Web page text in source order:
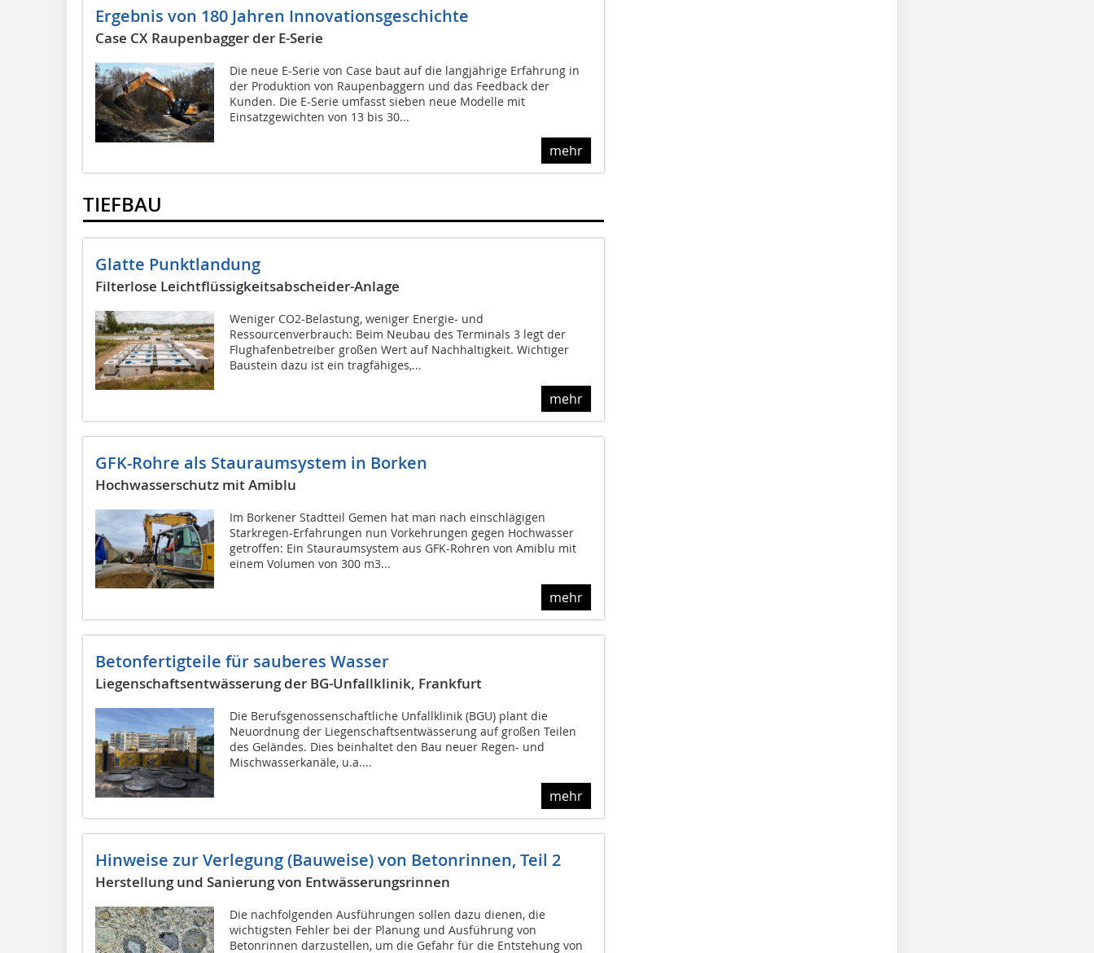
Ergebnis von 180 Jahren Innovationsgeschichte
Case CX Raupenbagger der E-Serie
Die neue E-Serie von Case baut auf die langjährige Erfahrung in
der Produktion von Raupenbaggern und das Feedback der
Kunden. Die E-Serie umfasst sieben neue Modelle mit
Einsatzgewichten von 13 bis 30...
mehr
TIEFBAU
Glatte Punktlandung
Filterlose Leichtflüssigkeitsabscheider-Anlage
Weniger CO2-Belastung, weniger Energie- und
Ressourcenverbrauch: Beim Neubau des Terminals 3 legt der
Flughafenbetreiber großen Wert auf Nachhaltigkeit. Wichtiger
Baustein dazu ist ein tragfähiges,...
mehr
GFK-Rohre als Stauraumsystem in Borken
Hochwasserschutz mit Amiblu
Im Borkener Stadtteil Gemen hat man nach einschlägigen
Starkregen-Erfahrungen nun Vorkehrungen gegen Hochwasser
getroffen: Ein Stauraumsystem aus GFK-Rohren von Amiblu mit
einem Volumen von 300 m3...
mehr
Betonfertigteile für sauberes Wasser
Liegenschaftsentwässerung der BG-Unfallklinik, Frankfurt
Die Berufsgenossenschaftliche Unfallklinik (BGU) plant die
Neuordnung der Liegenschaftsentwässerung auf großen Teilen
des Geländes. Dies beinhaltet den Bau neuer Regen- und
Mischwasserkanäle, u.a....
mehr
Hinweise zur Verlegung (Bauweise) von Betonrinnen, Teil 2
Herstellung und Sanierung von Entwässerungsrinnen
Die nachfolgenden Ausführungen sollen dazu dienen, die
wichtigsten Fehler bei der Planung und Ausführung von
Betonrinnen darzustellen, um die Gefahr für die Entstehung von